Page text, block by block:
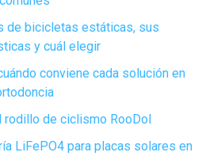
de bicicletas estáticas, sus
y cuál elegir
conviene cada solución en
rodillo de ciclismo RooDol
LiFePO4 para placas solares en